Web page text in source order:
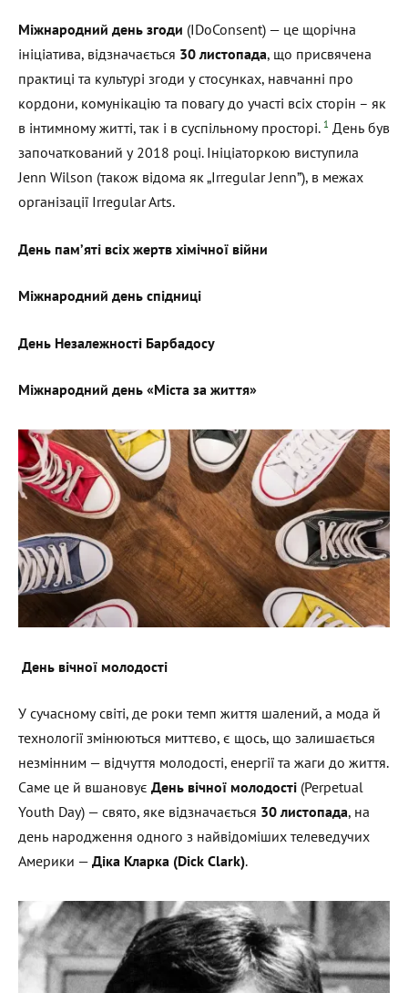
Міжнародний день згоди (IDoConsent) — це щорічна
ініціатива, відзначається 30 листопада, що присвячена
практиці та культурі згоди у стосунках, навчанні про
кордони, комунікацію та повагу до участі всіх сторін – як
в інтимному житті, так і в суспільному просторі. 1 День був
започаткований у 2018 році. Ініціаторкою виступила
Jenn Wilson (також відома як „Irregular Jenn”), в межах
організації Irregular Arts.
День пам’яті всіх жертв хімічної війни
Міжнародний день спідниці
День Незалежності Барбадосу
Міжнародний день «Міста за життя»
День вічної молодості
У сучасному світі, де роки темп життя шалений, а мода й
технології змінюються миттєво, є щось, що залишається
незмінним — відчуття молодості, енергії та жаги до життя.
Саме це й вшановує День вічної молодості (Perpetual
Youth Day) — свято, яке відзначається 30 листопада, на
день народження одного з найвідоміших телеведучих
Америки — Діка Кларка (Dick Clark).